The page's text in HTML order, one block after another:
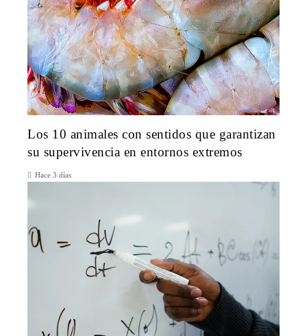
Los 10 animales con sentidos que garantizan
su supervivencia en entornos extremos
Hace 3 días